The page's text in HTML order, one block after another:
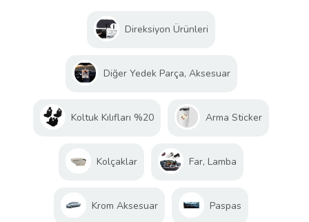
Direksiyon Ürünleri
Diğer Yedek Parça, Aksesuar
Koltuk Kılıfları %20 Arma Sticker
Kolçaklar Far, Lamba
Krom Aksesuar Paspas